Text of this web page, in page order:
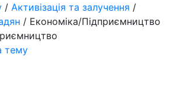
/ Активізація та залучення /
/ Економіка/Підприємництво
тему